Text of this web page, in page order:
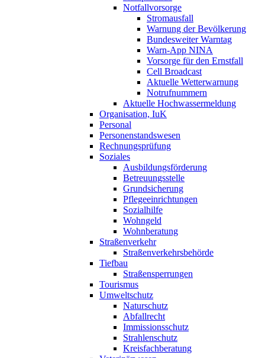
Notfallvorsorge
Stromausfall
Warnung der Bevölkerung
Bundesweiter Warntag
Warn-App NINA
Vorsorge für den Ernstfall
Cell Broadcast
Aktuelle Wetterwarnung
Notrufnummern
Aktuelle Hochwassermeldung
Organisation, IuK
Personal
Personenstandswesen
Rechnungsprüfung
Soziales
Ausbildungsförderung
Betreuungsstelle
Grundsicherung
Pflegeeinrichtungen
Sozialhilfe
Wohngeld
Wohnberatung
Straßenverkehr
Straßenverkehrsbehörde
Tiefbau
Straßensperrungen
Tourismus
Umweltschutz
Naturschutz
Abfallrecht
Immissionsschutz
Strahlenschutz
Kreisfachberatung